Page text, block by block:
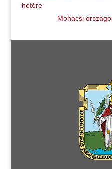
hetére
Mohácsi